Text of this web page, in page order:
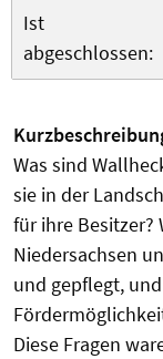
Ist
abgeschlossen:
Was sind
sie in der
für ihre Besitzer?
Niedersachsen
und gepflegt,
Diese Fragen